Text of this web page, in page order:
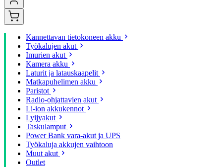
Kannettavan tietokoneen akku
Työkalujen akut
Imurien akut
Kamera akku
Laturit ja latauskaapelit
Matkapuhelimen akku
Paristot
Radio-ohjattavien akut
Li-ion akkukennot
Lyijyakut
Taskulamput
Power Bank vara-akut ja UPS
Työkaluja akkujen vaihtoon
Muut akut
Outlet